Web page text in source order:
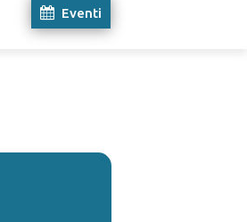
Eventi